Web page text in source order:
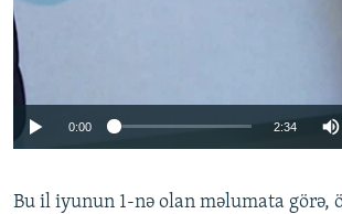
0:00 2:34
Bu il iyunun 1-nə olan məlumata görə,